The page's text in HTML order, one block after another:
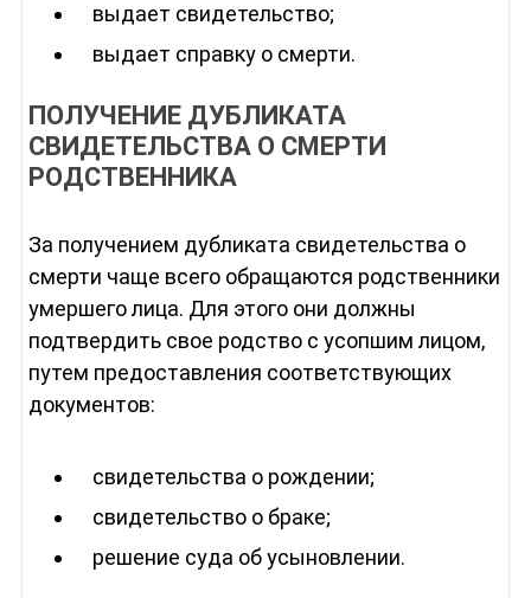
выдает свидетельство;
выдает справку о смерти.
ПОЛУЧЕНИЕ ДУБЛИКАТА
СВИДЕТЕЛЬСТВА О СМЕРТИ
РОДСТВЕННИКА
За получением дубликата свидетельства о
смерти чаще всего обращаются родственники
умершего лица. Для этого они должны
подтвердить свое родство с усопшим лицом,
путем предоставления соответствующих
документов:
свидетельства о рождении;
свидетельство о браке;
решение суда об усыновлении.